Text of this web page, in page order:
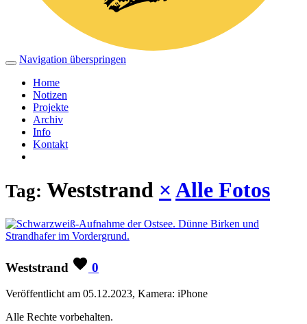
Navigation überspringen
Home
Notizen
Projekte
Archiv
Info
Kontakt
Tag: Weststrand × Alle Fotos
Weststrand 0
Veröffentlicht am 05.12.2023, Kamera: iPhone
Alle Rechte vorbehalten.